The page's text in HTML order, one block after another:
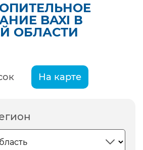
BAXI В
ОБЛАСТИ
На карте